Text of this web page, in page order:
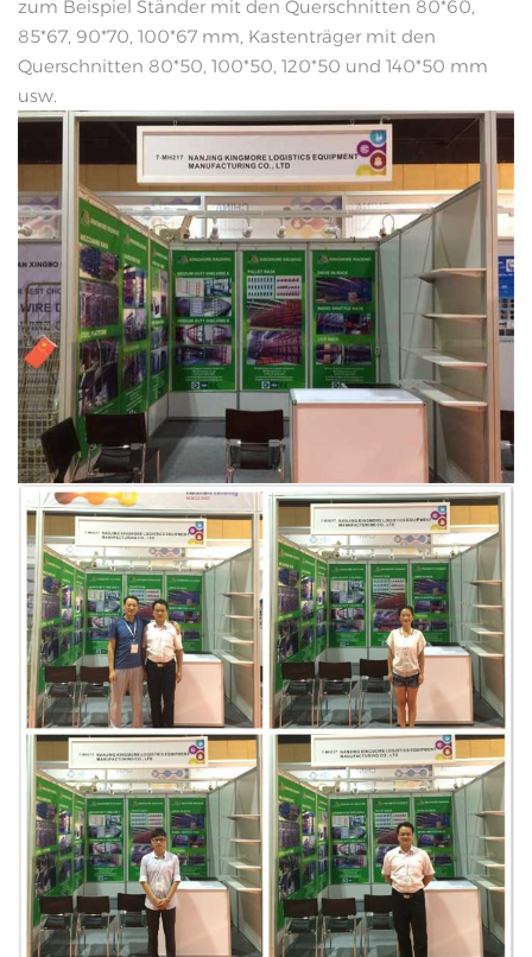
zum Beispiel Ständer mit den Querschnitten 80*60,
85*67, 90*70, 100*67 mm, Kastenträger mit den
Querschnitten 80*50, 100*50, 120*50 und 140*50 mm
usw.